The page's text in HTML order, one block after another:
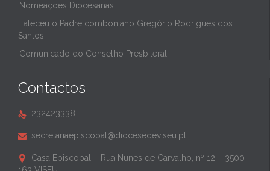
Nomeações Diocesanas
Faleceu o Padre comboniano Gregório Rodrigues dos
Santos
Comunicado do Conselho Presbiteral
Contactos
 232423338
 secretariaepiscopal@diocesedeviseu.pt

Casa Episcopal – Rua Nunes de Carvalho, nº 12 – 3500-